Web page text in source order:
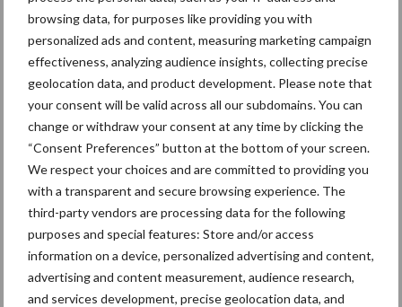
browsing data, for purposes like providing you with
personalized ads and content, measuring marketing campaign
effectiveness, analyzing audience insights, collecting precise
geolocation data, and product development. Please note that
your consent will be valid across all our subdomains. You can
change or withdraw your consent at any time by clicking the
“Consent Preferences” button at the bottom of your screen.
We respect your choices and are committed to providing you
with a transparent and secure browsing experience. The
third-party vendors are processing data for the following
purposes and special features: Store and/or access
information on a device, personalized advertising and content,
advertising and content measurement, audience research,
and services development, precise geolocation data, and
hoeven te worden. Dat gaat toch snel om 150 ton mest
De aanpak van Hagoort laat zien hoe scherpe doelen, regelmatige
bijsturing en inzicht in het rantsoen ook onder uitdagende
omstandigheden kunnen leiden tot betere bedrijfsresultaten en
een reductie in de mestafzet.
Bron:Verantwoorde Veehouderij
Aanbevolen voor jou!
De speenhuid: een vaak
onderschatte risicofactor
voor mastitis